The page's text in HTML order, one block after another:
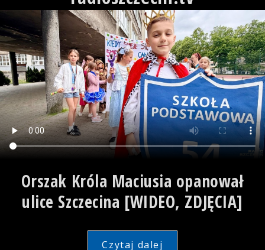
Orszak Króla Maciusia opanował
ulice Szczecina [WIDEO, ZDJĘCIA]
Czytaj dalej